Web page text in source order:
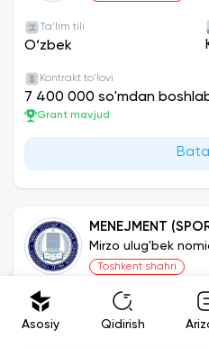
Ta'lim tili
O‘zbek
Kontrakt to'lovi
7 400 000 so'mdan
Grant mavjud
MENEJMENT
ETISH VA
Mirzo ulug'bek
universiteti
Toshkent shahri
Ta'lim tili
O‘zbek
Asosiy Qidirish